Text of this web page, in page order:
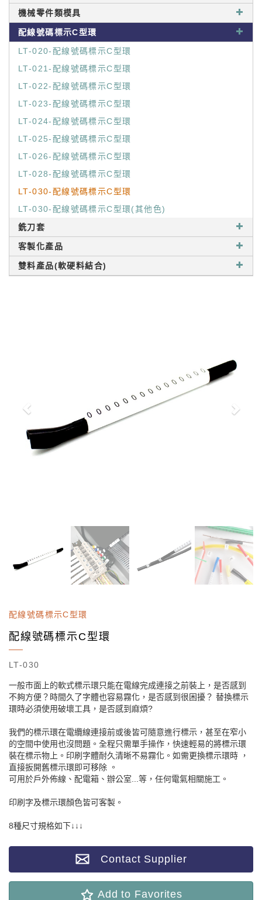
機械零件類模具
配線號碼標示C型環
LT-020-配線號碼標示C型環
LT-021-配線號碼標示C型環
LT-022-配線號碼標示C型環
LT-023-配線號碼標示C型環
LT-024-配線號碼標示C型環
LT-025-配線號碼標示C型環
LT-026-配線號碼標示C型環
LT-028-配線號碼標示C型環
LT-030-配線號碼標示C型環
LT-030-配線號碼標示C型環(其他色)
銑刀套
客製化產品
雙料產品(軟硬料結合)
配線號碼標示C型環
配線號碼標示C型環
LT-030
一般市面上的軟式標示環只能在電線完成連接之前裝上，是否感到
不夠方便？時間久了字體也容易霧化，是否感到很困擾？ 替換標示
環時必須使用破壞工具，是否感到麻煩?
我們的標示環在電纜線連接前或後皆可隨意進行標示，甚至在窄小
的空間中使用也沒問題。全程只需單手操作，快速輕易的將標示環
裝在標示物上。印刷字體耐久清晰不易霧化。如需更換標示環時 ，
直接扳開舊標示環即可移除 。
可用於戶外佈線、配電箱、辦公室...等，任何電氣相關施工。
印刷字及標示環顏色皆可客製。
8種尺寸規格如下↓↓↓
Contact Supplier
Add to Favorites